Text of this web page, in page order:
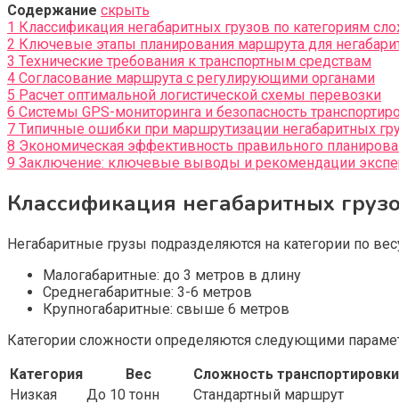
Содержание скрыть
1 Классификация негабаритных грузов по категориям
2 Ключевые этапы планирования маршрута для
3 Технические требования к транспортным средствам
4 Согласование маршрута с регулирующими органами
5 Расчет оптимальной логистической схемы перевозки
6 Системы GPS-мониторинга и безопасность
7 Типичные ошибки при маршрутизации негабаритных
8 Экономическая эффективность правильного
9 Заключение: ключевые выводы и рекомендации
Классификация негабаритных
Негабаритные грузы подразделяются на категории по
Малогабаритные: до 3 метров в длину
Среднегабаритные: 3-6 метров
Крупногабаритные: свыше 6 метров
Категории сложности определяются следующими
Категория
Вес
Сложность транспортировки
Низкая
До 10 тонн
Стандартный маршрут